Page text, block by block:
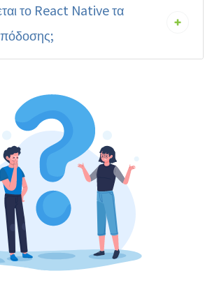
το React Native τα